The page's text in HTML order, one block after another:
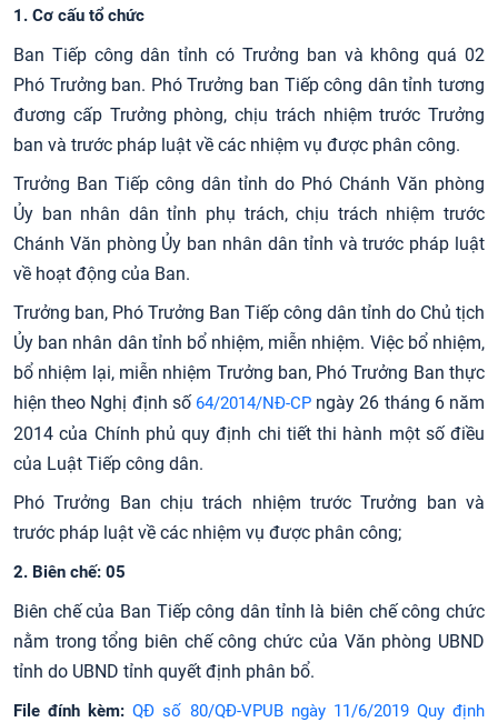
1. Cơ cấu tổ chức
Ban Tiếp công dân tỉnh có Trưởng ban và không quá 02
Phó Trưởng ban. Phó Trưởng ban Tiếp công dân tỉnh tương
đương cấp Trưởng phòng, chịu trách nhiệm trước Trưởng
ban và trước pháp luật về các nhiệm vụ được phân công.
Trưởng Ban Tiếp công dân tỉnh do Phó Chánh Văn phòng
Ủy ban nhân dân tỉnh phụ trách, chịu trách nhiệm trước
Chánh Văn phòng Ủy ban nhân dân tỉnh và trước pháp luật
về hoạt động của Ban.
Trưởng ban, Phó Trưởng Ban Tiếp công dân tỉnh do Chủ tịch
Ủy ban nhân dân tỉnh bổ nhiệm, miễn nhiệm. Việc bổ nhiệm,
bổ nhiệm lại, miễn nhiệm Trưởng ban, Phó Trưởng Ban thực
hiện theo Nghị định số 64/2014/NĐ-CP ngày 26 tháng 6 năm
2014 của Chính phủ quy định chi tiết thi hành một số điều
của Luật Tiếp công dân.
Phó Trưởng Ban chịu trách nhiệm trước Trưởng ban và
trước pháp luật về các nhiệm vụ được phân công;
2. Biên chế: 05
Biên chế của Ban Tiếp công dân tỉnh là biên chế công chức
nằm trong tổng biên chế công chức của Văn phòng UBND
tỉnh do UBND tỉnh quyết định phân bổ.
File đính kèm: QĐ số 80/QĐ-VPUB ngày 11/6/2019 Quy định